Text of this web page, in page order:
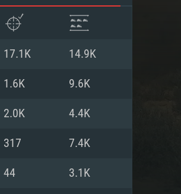
17.1K 14.9K
1.6K 9.6K
2.0K 4.4K
317 7.4K
44 3.1K